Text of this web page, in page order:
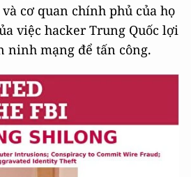
cơ quan chính phủ của họ
việc hacker Trung Quốc lợi
ninh mạng để tấn công.